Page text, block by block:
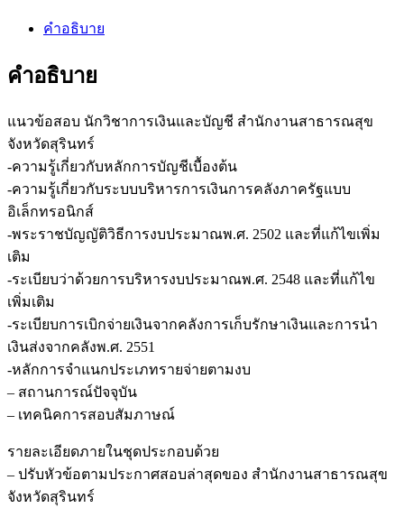
คำอธิบาย
คำอธิบาย
แนวข้อสอบ นักวิชาการเงินและบัญชี สำนักงานสาธารณสุข
จังหวัดสุรินทร์
-ความรู้เกี่ยวกับหลักการบัญชีเบื้องต้น
-ความรู้เกี่ยวกับระบบบริหารการเงินการคลังภาครัฐแบบ
อิเล็กทรอนิกส์
-พระราชบัญญัติวิธีการงบประมาณพ.ศ. 2502 และที่แก้ไขเพิ่ม
เติม
-ระเบียบว่าด้วยการบริหารงบประมาณพ.ศ. 2548 และที่แก้ไข
เพิ่มเติม
-ระเบียบการเบิกจ่ายเงินจากคลังการเก็บรักษาเงินและการนำ
เงินส่งจากคลังพ.ศ. 2551
-หลักการจำแนกประเภทรายจ่ายตามงบ
– สถานการณ์ปัจจุบัน
– เทคนิคการสอบสัมภาษณ์
รายละเอียดภายในชุดประกอบด้วย
– ปรับหัวข้อตามประกาศสอบล่าสุดของ สำนักงานสาธารณสุข
จังหวัดสุรินทร์